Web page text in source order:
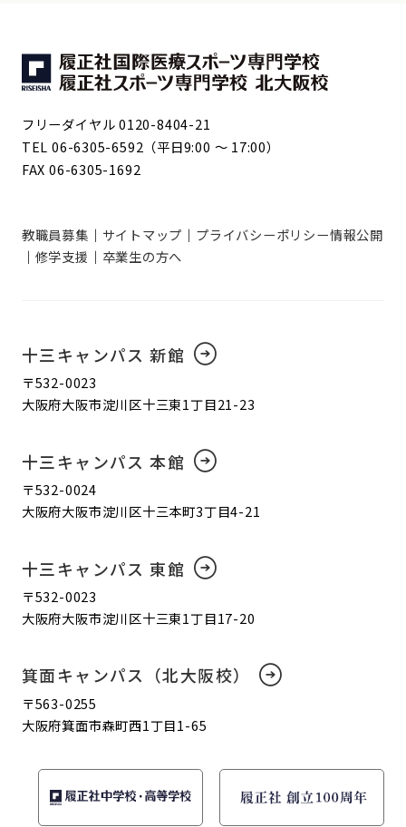
フリーダイヤル 0120-8404-21
TEL 06-6305-6592（平日9:00 ～ 17:00）
FAX 06-6305-1692
教職員募集 サイトマップ プライバシーポリシー情報公開
修学支援
卒業生の方へ
十三キャンパス 新館
〒532-0023
大阪府大阪市淀川区十三東1丁目21-23
十三キャンパス 本館
〒532-0024
大阪府大阪市淀川区十三本町3丁目4-21
十三キャンパス 東館
〒532-0023
大阪府大阪市淀川区十三東1丁目17-20
箕面キャンパス（北大阪校）
〒563-0255
大阪府箕面市森町西1丁目1-65